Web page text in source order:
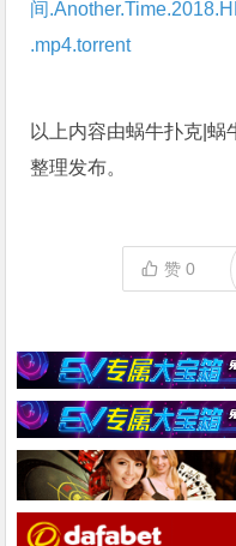
间
.mp4.torrent
以上内容由蜗牛扑克|蜗
整理发布。
赞0